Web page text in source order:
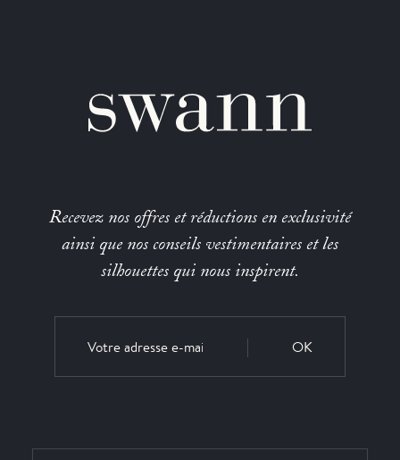
Recevez nos offres et réductions en exclusivité
ainsi que nos conseils vestimentaires et les
silhouettes qui nous inspirent.
OK